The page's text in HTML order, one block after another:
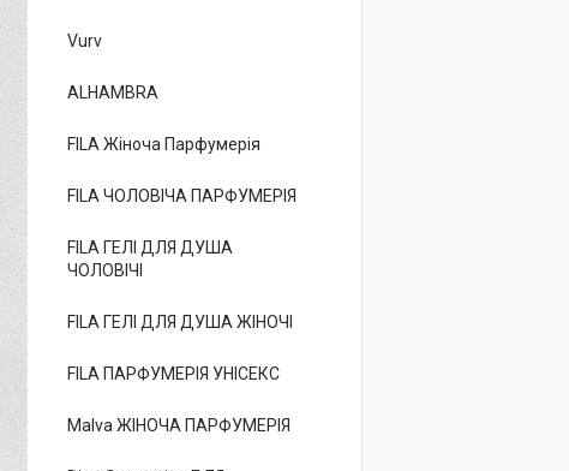
Vurv
ALHAMBRA
FILA Жіноча Парфумерія
FILA ЧОЛОВІЧА ПАРФУМЕРІЯ
FILA ГЕЛІ ДЛЯ ДУША
ЧОЛОВІЧІ
FILA ГЕЛІ ДЛЯ ДУША ЖІНОЧІ
FILA ПАРФУМЕРІЯ УНІСЕКС
Malva ЖІНОЧА ПАРФУМЕРІЯ